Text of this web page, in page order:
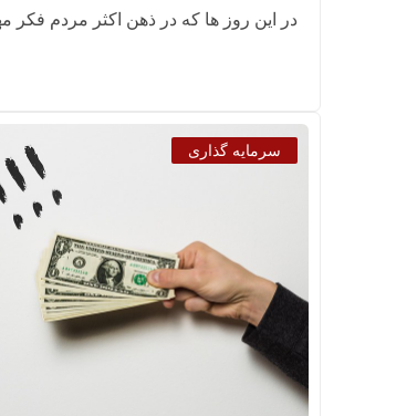
در این روز ها که در ذهن اکثر مردم فکر
سرمایه گذاری